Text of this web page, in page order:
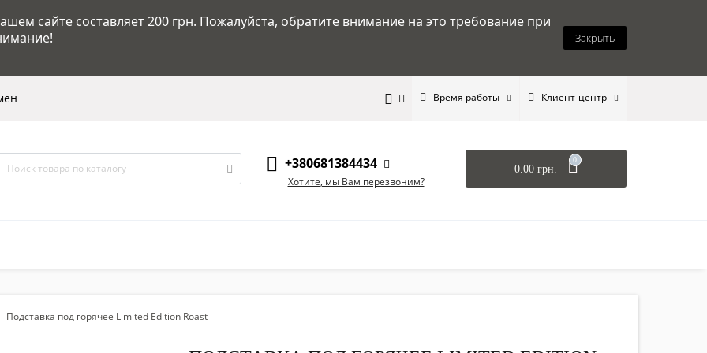
сайте составляет 200 грн. Пожалуйста, обратите внимание на это требование при
Закрыть
Время работы Клиент-центр
+380681384434
Хотите, мы Вам перезвоним?
0.00 грн.
0
Подставка под горячее Limited Edition Roast